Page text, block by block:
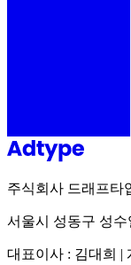
주식회사 드래프타
서울시 성동구 성수
대표이사 : 김대희 |